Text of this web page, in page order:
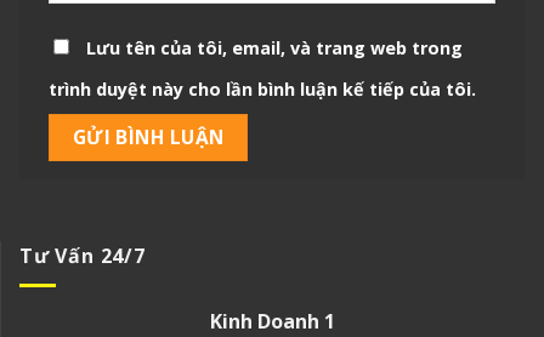
Lưu tên của tôi, email, và trang web trong
trình duyệt này cho lần bình luận kế tiếp của tôi.
Tư Vấn 24/7
Kinh Doanh 1